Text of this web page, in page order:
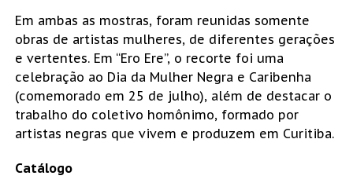
Em ambas as mostras, foram reunidas somente
obras de artistas mulheres, de diferentes gerações
e vertentes. Em “Ero Ere”, o recorte foi uma
celebração ao Dia da Mulher Negra e Caribenha
(comemorado em 25 de julho), além de destacar o
trabalho do coletivo homônimo, formado por
artistas negras que vivem e produzem em Curitiba.
Catálogo